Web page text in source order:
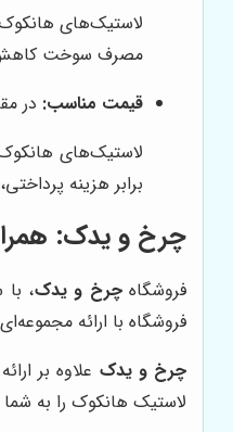
لاستیک‌های
مصرف سوخت کاهش
قیمت مناسب: در
لاستیک‌های هانکوک
برابر هزینه
چرخ و یدک:
فروشگاهچرخ و یدک،
فروشگاه با ارائه
چرخ و یدک علاوه بر
لاستیک هانکوک را به